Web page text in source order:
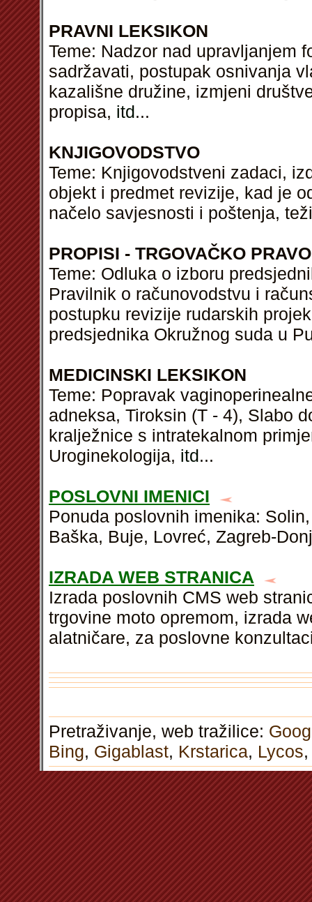
PRAVNI LEKSIKON
Teme: Nadzor nad upravljanjem
sadržavati, postupak osnivanja
kazališne družine, izmjeni
propisa, itd...
KNJIGOVODSTVO
Teme: Knjigovodstveni zadaci,
objekt i predmet revizije, kad je
načelo savjesnosti i poštenja,
PROPISI - TRGOVAČKO PRAVO
Teme: Odluka o izboru
Pravilnik o računovodstvu i
postupku revizije rudarskih
predsjednika Okružnog suda u
MEDICINSKI LEKSIKON
Teme: Popravak
adneksa, Tiroksin (T - 4), Slabo
kralježnice s intratekalnom
Uroginekologija, itd...
POSLOVNI IMENICI
Ponuda poslovnih imenika:
Baška, Buje, Lovreć, Zagreb-
IZRADA WEB STRANICA
Izrada poslovnih CMS web
trgovine moto opremom, izrada
alatničare, za poslovne
Pretraživanje, web tražilice:
Bing, Gigablast, Krstarica, Lycos